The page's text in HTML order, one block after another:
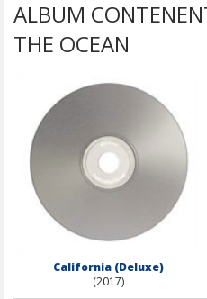
ALBUM
THE OCEAN
California (Deluxe)
(2017)